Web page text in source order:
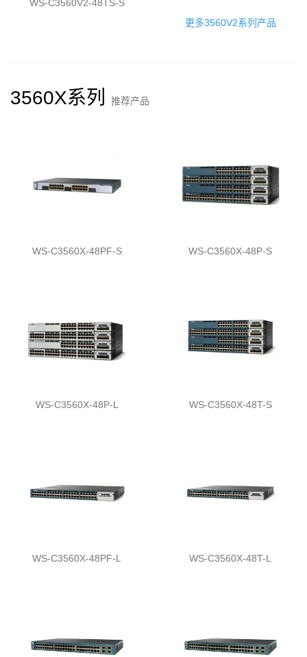
WS-C3560V2-48TS-S
更多3560V2系列产品
3560X系列 推荐产品
WS-C3560X-48PF-S WS-C3560X-48P-S
WS-C3560X-48P-L WS-C3560X-48T-S
WS-C3560X-48PF-L WS-C3560X-48T-L